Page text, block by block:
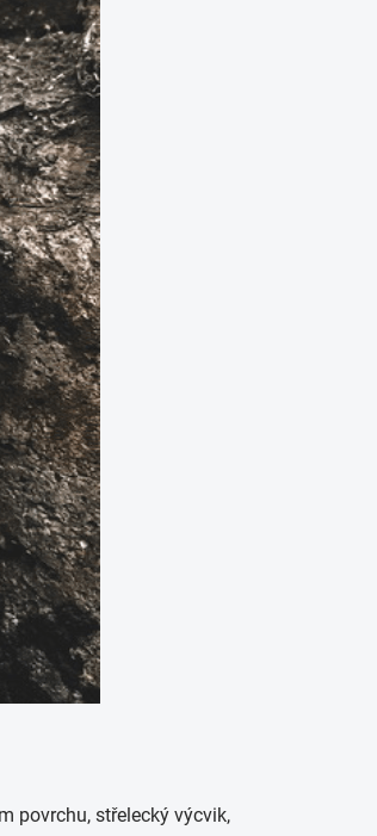
povrchu, střelecký výcvik,